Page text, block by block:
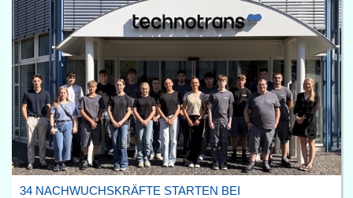
34 NACHWUCHSKRÄFTE STARTEN BEI